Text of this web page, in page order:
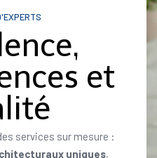
et
services sur mesure :
uniques,